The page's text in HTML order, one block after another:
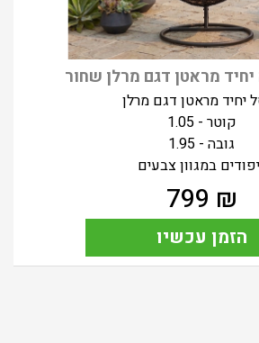
יחיד מראטן דגם מרלן שחור
יחיד מראטן דגם מרלן
קוטר - 1.05
גובה - 1.95
במגוון צבעים
₪
799
הזמן עכשיו